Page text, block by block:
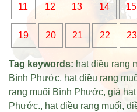
11 12 13 14 15
19 20 21 22 23
Tag keywords: hạt điều rang
Bình Phước, hạt điều rang
rang muối Bình Phước,giá
Phước., hạt điều rang muối,